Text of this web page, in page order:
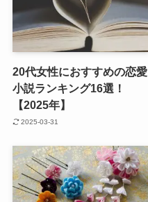
20代女性におすすめの恋愛
小説ランキング16選！
【2025年】
2025-03-31